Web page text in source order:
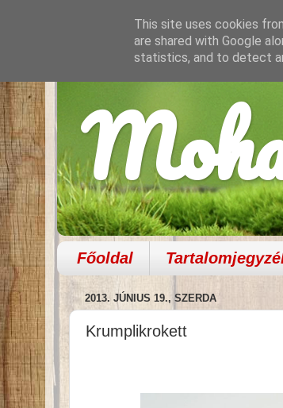
Főoldal
2013. JÚNIUS 19., SZERDA
Krumplikrokett
This site uses cookies
are shared with Google
statistics, and to detect